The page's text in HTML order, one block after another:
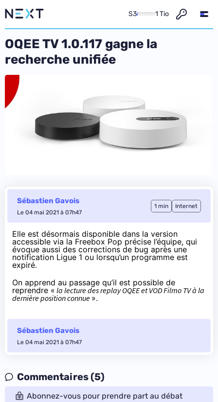
S3 1 Tio
OQEE TV 1.0.117 gagne la
recherche unifiée
Sébastien Gavois
Le 04 mai 2021 à 07h47
1 min Internet
Elle est désormais disponible dans la version
accessible via la Freebox Pop précise l’équipe, qui
évoque aussi des corrections de bug après une
notification Ligue 1 ou lorsqu’un programme est
expiré.
On apprend au passage qu’il est possible de
reprendre « la lecture des replay OQEE et VOD Filmo TV à la
dernière position connue ».
Sébastien Gavois
Le 04 mai 2021 à 07h47
Commentaires (5)
Abonnez-vous pour prendre part au débat